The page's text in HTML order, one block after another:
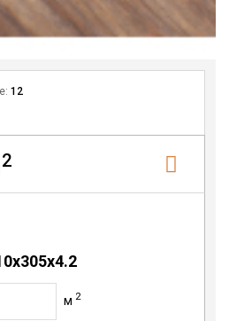
12
2
м 2